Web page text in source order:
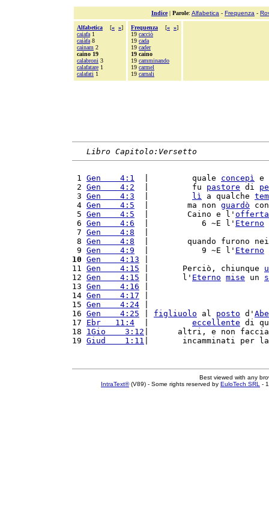
Indice| Parole: Alfabetica - Frequenza -
Alfabetica [« »]
caiafa 1
caiàfa 8
cainam 2
caino 19
calabroni 3
calafatare 1
calafati 1
Frequenza [« »]
19 cacciò
19 cada
19 cader
19 caino
19 camminando
19 carmel
19 carnali
Libro Capitolo:Versetto
1 Gen    4:1
  |         quale
concepì e
2 Gen    4:2
  |         fu
pastore di
3 Gen    4:3 lì a qualche
4 Gen    4:5
  |        ma non
guardò
5 Gen    4:5
  |        Caino e l'
offerta
6 Gen    4:6
  |           6 ~E l'
Eterno
7 Gen    4:8
8 Gen    4:8
|        quando furono
9 Gen    4:9
  |           9 ~E l'
Eterno
10 Gen    4:13
11 Gen    4:15 |       Perciò, chiunque
12 Gen    4:15 |       l' Eterno mise un
13 Gen    4:16
14 Gen    4:17
15 Gen    4:24
16 Gen    4:25 figliuolo al posto d'
17 Ebr   11:4 eccellente di
18 1Gio    3:12 |      altri, e non
19 Giud    1:11 |       incamminati per
Best viewed with any
IntraText®(V89) - Some rights reserved by EuloTech SRL -